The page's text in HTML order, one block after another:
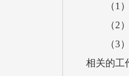
（1）
（2）
（3）
相关的工